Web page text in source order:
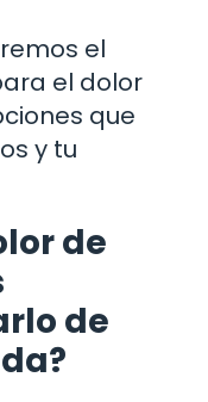
el
el dolor
que
y tu
de
de